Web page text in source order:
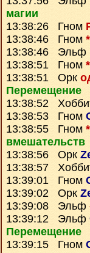
магии
13:38:26 Гном
13:38:46 Гном
13:38:46 Эльф
13:38:51 Гном
13:38:51 Орк
Перемещение
13:38:52
13:38:53 Гном
13:38:55 Гном
вмешательств
13:38:56 Орк
13:38:57
13:39:01 Гном
13:39:02 Орк
13:39:08 Эльф
13:39:12 Эльф
Перемещение
13:39:15 Гном